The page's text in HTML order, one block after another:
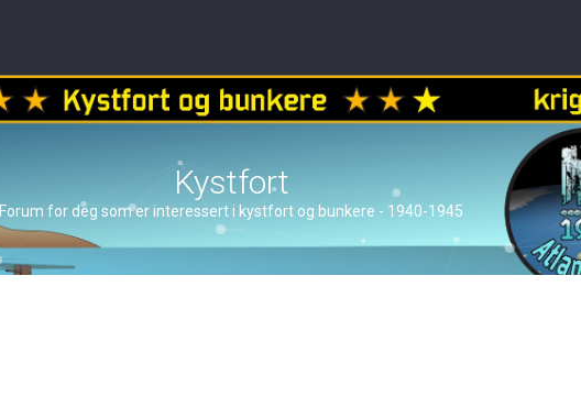
Kystfort
Forum for deg som er interessert i kystfort og bunkere - 1940-1945